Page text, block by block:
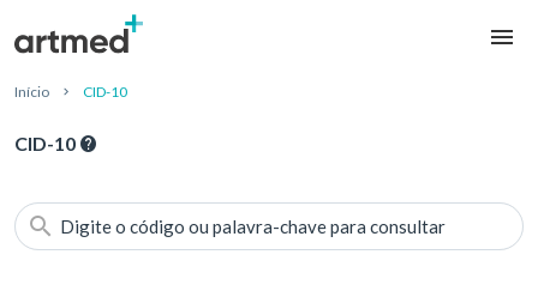
Início CID-10
CID-10
Digite o código ou palavra-chave para consultar